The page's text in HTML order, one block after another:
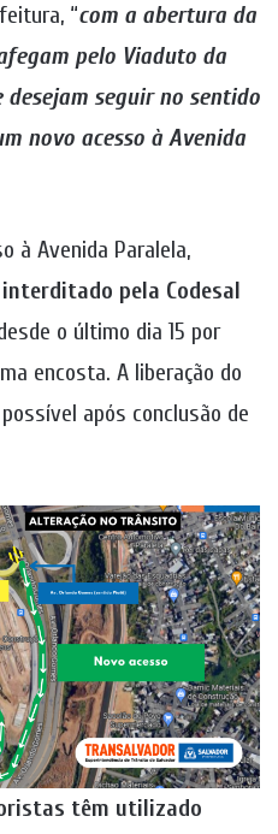
“com a abertura da
pelo Viaduto da
desejam seguir no sentido
novo acesso à Avenida
à Avenida Paralela,
pela Codesal
o último dia 15 por
encosta. A liberação do
após conclusão de
têm utilizado